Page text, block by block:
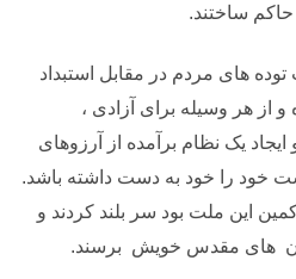
ساختند.
های مردم در مقابل استبداد
و از هر وسیله برای آزادی ،
یک نظام برآمده از آرزوهای
خود را خود به دست داشته باشد.
این ملت بود سر بلند کردند و
های مقدس خویش برسند.